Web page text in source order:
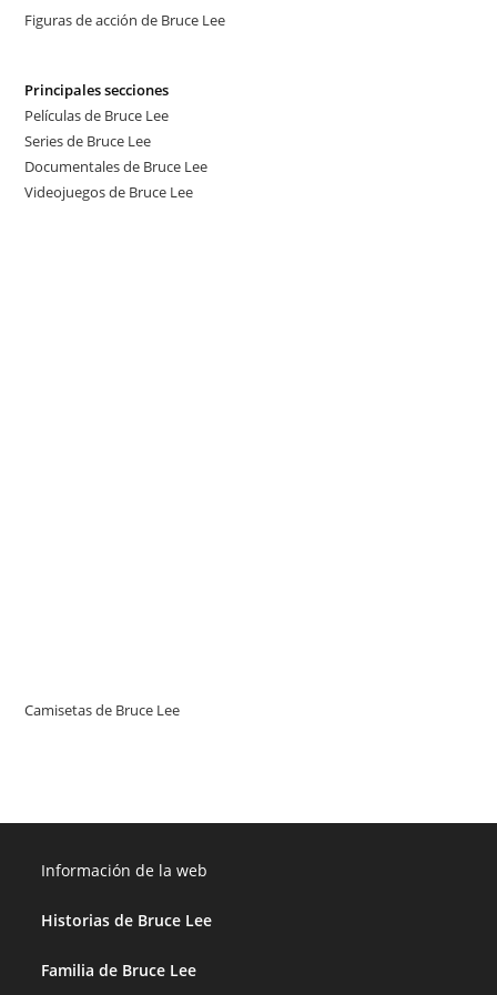
Figuras de acción de Bruce Lee
Principales secciones
Películas de Bruce Lee
Series de Bruce Lee
Documentales de Bruce Lee
Videojuegos de Bruce Lee
Camisetas de Bruce Lee
Información de la web
Historias de Bruce Lee
Familia de Bruce Lee